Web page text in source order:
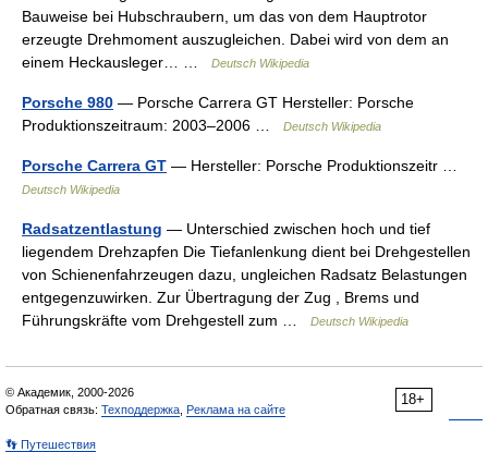
Bauweise bei Hubschraubern, um das von dem Hauptrotor
erzeugte Drehmoment auszugleichen. Dabei wird von dem an
einem Heckausleger… …
Deutsch Wikipedia
Porsche 980 — Porsche Carrera GT Hersteller: Porsche
Produktionszeitraum: 2003–2006 …
Deutsch Wikipedia
Porsche Carrera GT — Hersteller: Porsche Produktionszeitr …
Deutsch Wikipedia
Radsatzentlastung — Unterschied zwischen hoch und tief
liegendem Drehzapfen Die Tiefanlenkung dient bei Drehgestellen
von Schienenfahrzeugen dazu, ungleichen Radsatz Belastungen
entgegenzuwirken. Zur Übertragung der Zug , Brems und
Führungskräfte vom Drehgestell zum …
Deutsch Wikipedia
18+
© Академик, 2000-2026
Обратная связь: Техподдержка Реклама на сайте
👣 Путешествия